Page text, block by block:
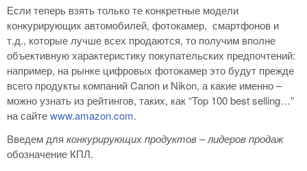
Если теперь взять только те конкретные модели
конкурирующих автомобилей, фотокамер, смартфонов и
т.д., которые лучше всех продаются, то получим вполне
объективную характеристику покупательских предпочтений:
например, на рынке цифровых фотокамер это будут прежде
всего продукты компаний Canon и Nikon, а какие именно –
можно узнать из рейтингов, таких, как “Top 100 best selling…”
на сайтеwww.amazon.com.
Введем для конкурирующих продуктов – лидеров продаж
обозначение КПЛ.